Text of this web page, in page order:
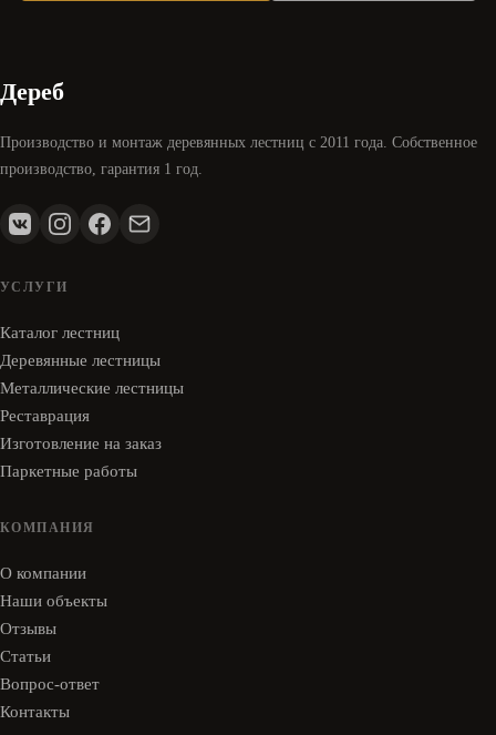
Дереб
Производство и монтаж деревянных лестниц с 2011 года. Собственное
производство, гарантия 1 год.
УСЛУГИ
Каталог лестниц
Деревянные лестницы
Металлические лестницы
Реставрация
Изготовление на заказ
Паркетные работы
КОМПАНИЯ
О компании
Наши объекты
Отзывы
Статьи
Вопрос-ответ
Контакты